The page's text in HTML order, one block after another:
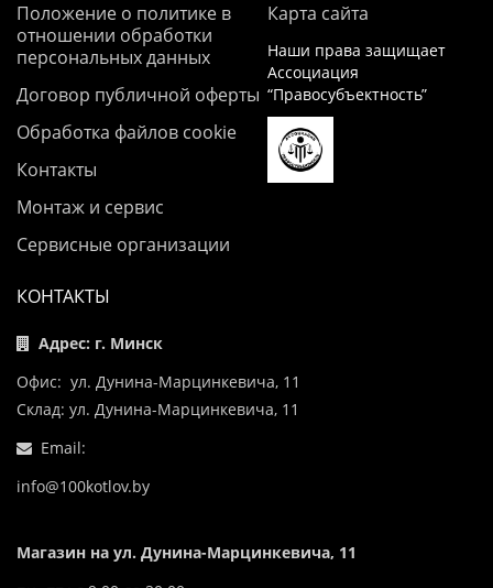
Положение о политике в
отношении обработки
персональных данных
Договор публичной оферты
Обработка файлов cookie
Контакты
Монтаж и сервис
Сервисные организации
Карта сайта
Наши права защищает
Ассоциация
“Правосубъектность”
КОНТАКТЫ
Адрес: г. Минск
Офис: ул. Дунина-Марцинкевича, 11
Склад: ул. Дунина-Марцинкевича, 11
Email:
info@100kotlov.by
Магазин на ул. Дунина-Марцинкевича, 11